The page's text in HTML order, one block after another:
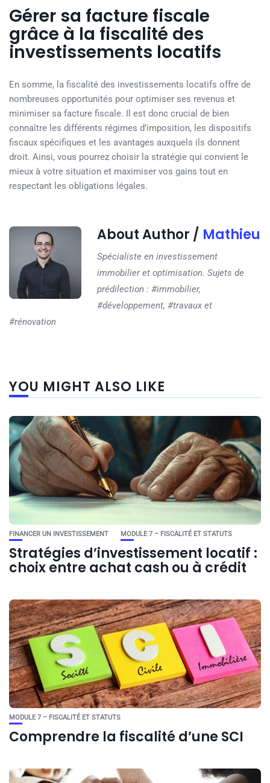
Gérer sa facture fiscale
grâce à la fiscalité des
investissements locatifs
En somme, la fiscalité des investissements locatifs offre de
nombreuses opportunités pour optimiser ses revenus et
minimiser sa facture fiscale. Il est donc crucial de bien
connaître les différents régimes d’imposition, les dispositifs
fiscaux spécifiques et les avantages auxquels ils donnent
droit. Ainsi, vous pourrez choisir la stratégie qui convient le
mieux à votre situation et maximiser vos gains tout en
respectant les obligations légales.
About Author / Mathieu
Spécialiste en investissement
immobilier et optimisation. Sujets de
prédilection : #immobilier,
#développement, #travaux et
#rénovation
YOU MIGHT ALSO LIKE
FINANCER UN INVESTISSEMENT MODULE 7 – FISCALITÉ ET STATUTS
Stratégies d’investissement locatif :
choix entre achat cash ou à crédit
MODULE 7 – FISCALITÉ ET STATUTS
Comprendre la fiscalité d’une SCI